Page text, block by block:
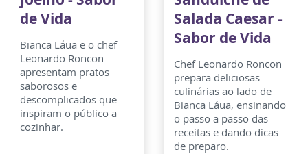
de Vida
Bianca Láua e o chef
Leonardo Roncon
apresentam pratos
saborosos e
descomplicados que
inspiram o público a
cozinhar.
Salada Caesar -
Sabor de Vida
Chef Leonardo Roncon
prepara deliciosas
culinárias ao lado de
Bianca Láua, ensinando
o passo a passo das
receitas e dando dicas
de preparo.